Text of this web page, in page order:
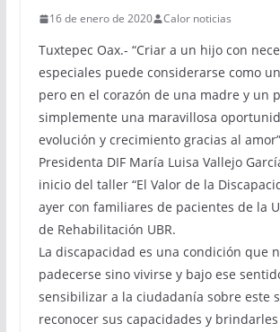
16 de enero de 2020 Calor noticias
Tuxtepec Oax.- “Criar a un hijo con
especiales puede considerarse como
pero en el corazón de una madre y un
simplemente una maravillosa
evolución y crecimiento gracias al
Presidenta DIF María Luisa Vallejo
inicio del taller “El Valor de la
ayer con familiares de pacientes de la
de Rehabilitación UBR.
La discapacidad es una condición que
padecerse sino vivirse y bajo ese
sensibilizar a la ciudadanía sobre este
reconocer sus capacidades y